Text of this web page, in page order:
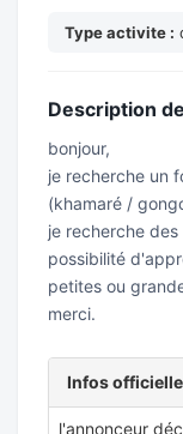
Type activite :
Description
bonjour,
je recherche un
(khamaré /
je recherche
possibilité
petites ou
merci.
Infos
l'annonceur